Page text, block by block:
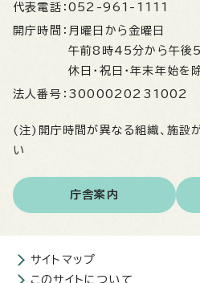
代表電話： 052-961-1111
開庁時間： 月曜日から金曜日
午前8時45分から午後
休日・祝日・年末年始を
法人番号： 3000020231002
(注)開庁時間が異なる組織、施設
い
庁舎案内
サイトマップ
このサイトについて